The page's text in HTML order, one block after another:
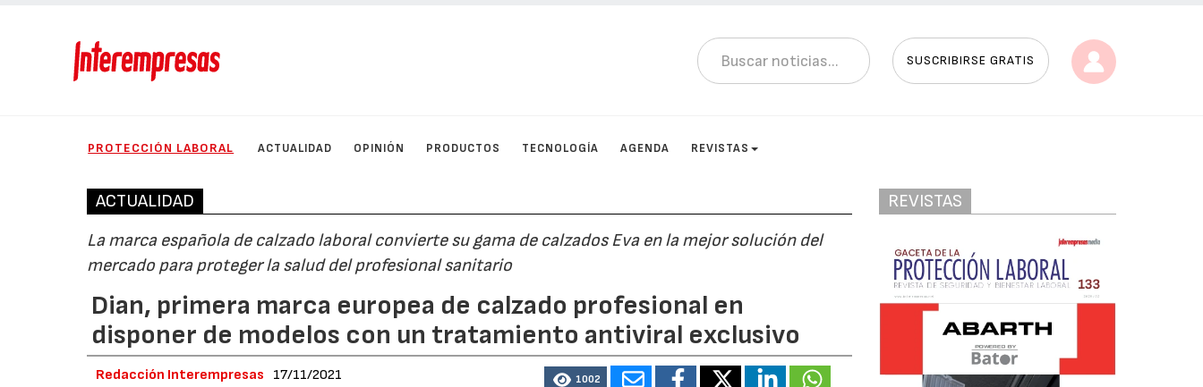
SUSCRIBIRSE GRATIS
PROTECCIÓN LABORAL ACTUALIDAD OPINIÓN PRODUCTOS TECNOLOGÍA AGENDA REVISTAS
ACTUALIDAD
La marca española de calzado laboral convierte su gama de calzados Eva en la mejor solución del
mercado para proteger la salud del profesional sanitario
Dian, primera marca europea de calzado profesional en
disponer de modelos con un tratamiento antiviral exclusivo
Redacción Interempresas 17/11/2021 1002
REVISTAS